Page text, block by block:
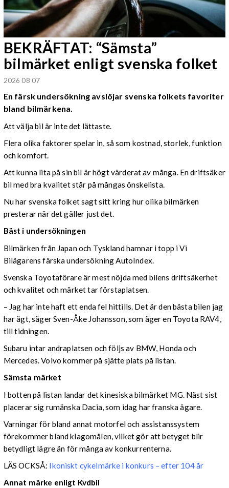
BEKRÄFTAT: “Sämsta”
bilmärket enligt svenska folket
2026 08 07
En färsk undersökning avslöjar svenska folkets favoriter
bland bilmärkena.
Att välja bil är inte det lättaste.
Flera olika faktorer spelar in, så som kostnad, storlek, funktion
och komfort.
Att kunna lita på sin bil är högt värderat av många. En driftsäker
bil med bra kvalitet står på mångas önskelista.
Nu har svenska folket sagt sitt kring hur olika bilmärken
presterar när det gäller just det.
Bäst i undersökningen
Bilmärken från Japan och Tyskland hamnar i topp i Vi
Bilägarens färska undersökning AutoIndex.
Svenska Toyotaförare är mest nöjda med bilens driftsäkerhet
och kvalitet och märket tar förstaplatsen.
– Jag har inte haft ett enda fel hittills. Det är den bästa bilen jag
har ägt, säger Sven-Åke Johansson, som äger en Toyota RAV4,
till tidningen.
Subaru intar andraplatsen och följs av BMW, Honda och
Mercedes. Volvo kommer på sjätte plats på listan.
Sämsta märket
I botten på listan landar det kinesiska bilmärket MG. Näst sist
placerar sig rumänska Dacia, som idag har franska ägare.
Varningar för bland annat motorfel och assistanssystem
förekommer bland klagomålen, vilket gör att betyget blir
betydligt lägre än för många av konkurrenterna.
LÄS OCKSÅ: Ikoniskt cykelmärke i konkurs – efter 104 år
Annat märke enligt Kvdbil